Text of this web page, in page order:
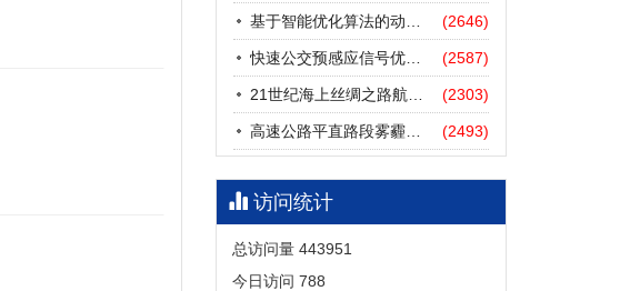
(2646)
快速公交预感应信号优先协调控制策略 (2587)
(2303)
高速公路平直路段雾霾天气下的IDM跟驰模型分析 (2493)
访问统计
总访问量 443951
今日访问 788